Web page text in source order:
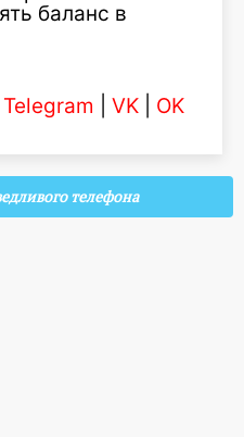
баланс в
Telegram VK OK
телефона